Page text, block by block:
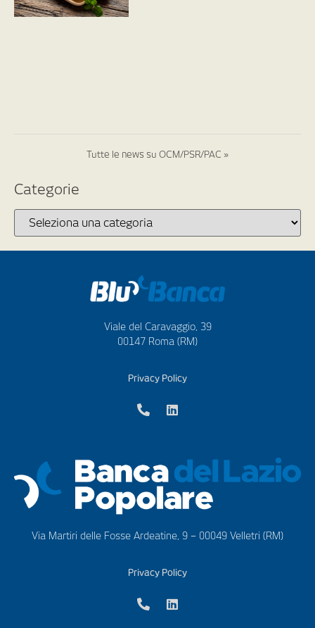
Tutte le news su OCM/PSR/PAC »
Categorie
Viale del Caravaggio, 39
00147 Roma (RM)
Privacy Policy
Via Martiri delle Fosse Ardeatine, 9 – 00049 Velletri (RM)
Privacy Policy